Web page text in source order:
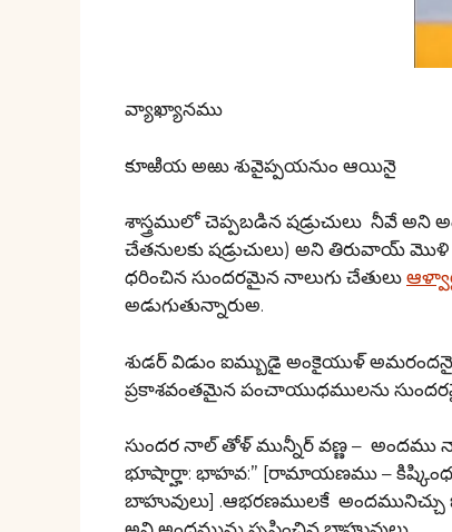
వ్యాఖ్యానము
కూఱియ అఱు శువైప్పయనుం ఆయినై
శాస్త్రములో చెప్పబడిన షడ్రుచులు నీవే అని
చేతనులకు షడ్రుచులు) అని తిరువాయ్
ధరించిన సుందరమైన నాలుగు చేతులు
అడుగుతున్నారుఅ.
శుడర్ విడుం ఐమ్బుడై అంకైయుళ్
ప్రకాశవంతమైన పంచాయుధములను
సుందర నాల్ తోళ్ మున్నీర్ వణ్ణ –
భూషార్హా: భాహవ:” [రామాయణము –
బాహువులు] .ఆభరణములకే